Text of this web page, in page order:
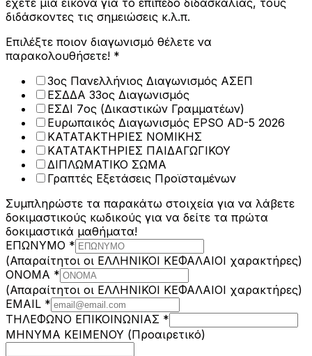
έχετε μια εικόνα για το επίπεδο διδασκαλίας, τους
διδάσκοντες τις σημειώσεις κ.λ.π.
Επιλέξτε ποιον διαγωνισμό θέλετε να
παρακολουθήσετε! *
3ος Πανελλήνιος Διαγωνισμός ΑΣΕΠ
ΕΣΔΔΑ 33ος Διαγωνισμός
ΕΣΔΙ 7ος (Δικαστικών Γραμματέων)
Ευρωπαικός Διαγωνισμός EPSO AD-5 2026
ΚΑΤΑΤΑΚΤΗΡΙΕΣ ΝΟΜΙΚΗΣ
ΚΑΤΑΤΑΚΤΗΡΙΕΣ ΠΑΙΔΑΓΩΓΙΚΟΥ
ΔΙΠΛΩΜΑΤΙΚΟ ΣΩΜΑ
Γραπτές Εξετάσεις Προϊσταμένων
Συμπληρώστε τα παρακάτω στοιχεία για να λάβετε
δοκιμαστικούς κωδικούς για να δείτε τα πρώτα
δοκιμαστικά μαθήματα!
ΕΠΩΝΥΜΟ *
(Απαραίτητοι οι ΕΛΛΗΝΙΚΟΙ ΚΕΦΑΛΑΙΟΙ χαρακτήρες)
Όροι
ΕΠΙΚΟΙΝΩΝΙΑΣ
να
ΟΝΟΜΑ *
(Απαραίτητοι οι ΕΛΛΗΝΙΚΟΙ ΚΕΦΑΛΑΙΟΙ χαρακτήρες)
EMAIL *
ΤΗΛΕΦΩΝΟ ΕΠΙΚΟΙΝΩΝΙΑΣ *
ΜΗΝΥΜΑ ΚΕΙΜΕΝΟΥ (Προαιρετικό)